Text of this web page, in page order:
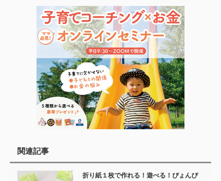
関連記事
折り紙１枚で作れる！遊べる！ぴょんぴ